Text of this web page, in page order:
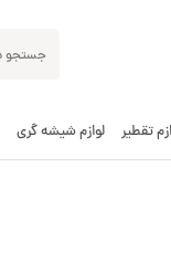
تقطیر لوازم شیشه گری